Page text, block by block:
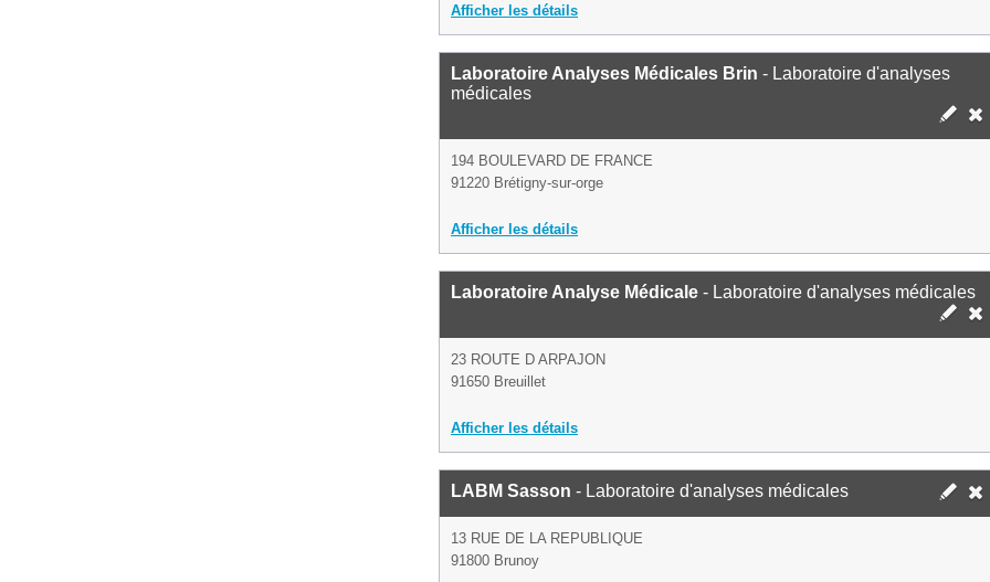
Afficher les détails
Laboratoire Analyses Médicales Brin - Laboratoire d'analyses
médicales
194 BOULEVARD DE FRANCE
91220 Brétigny-sur-orge
Afficher les détails
Laboratoire Analyse Médicale - Laboratoire d'analyses médicales
23 ROUTE D ARPAJON
91650 Breuillet
Afficher les détails
LABM Sasson - Laboratoire d'analyses médicales
13 RUE DE LA REPUBLIQUE
91800 Brunoy